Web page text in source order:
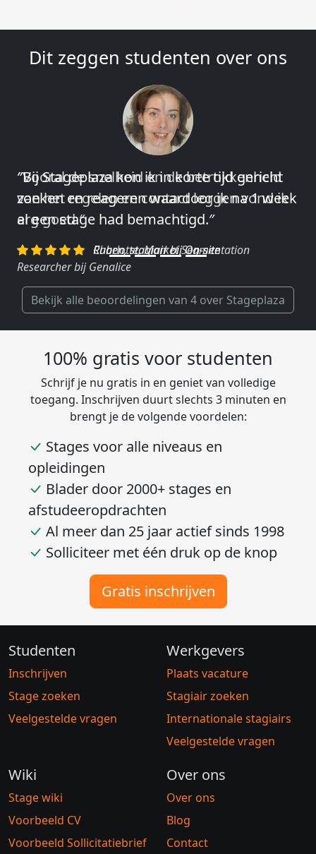
Dit zeggen studenten over ons
″Vooral de snelheid en de betrokkenheid
van het regelen en contact leggen vond ik
erg goed.″
Charlotte, Market Segmentation
Researcher bij Genalice
Bekijk alle beoordelingen van 4 over Stageplaza
100% gratis voor studenten
Schrijf je nu gratis in en geniet van volledige
toegang. Inschrijven duurt slechts 3 minuten en
brengt je de volgende voordelen:
Stages voor alle niveaus en
opleidingen
Blader door 2000+ stages en
afstudeeropdrachten
Al meer dan 25 jaar actief sinds 1998
Solliciteer met één druk op de knop
Gratis inschrijven
Studenten
Inschrijven
Stage zoeken
Veelgestelde vragen
Werkgevers
Plaats vacature
Stagiair zoeken
Internationale stagiairs
Veelgestelde vragen
Wiki
Stage wiki
Voorbeeld CV
Voorbeeld Sollicitatiebrief
Over ons
Over ons
Blog
Contact